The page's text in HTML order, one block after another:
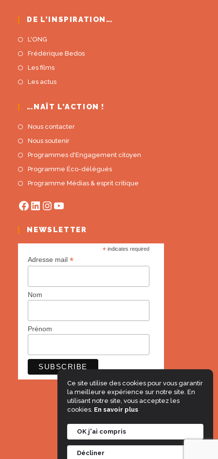
Ce site utilise des cookies pour vous garantir
la meilleure expérience sur notre site. En
utilisant notre site, vous acceptez les
cookies. En savoir plus
OK j'ai compris
Décliner
DE L’INSPIRATION…
L'ONG
Frédérique Bedos
Les films
Les actus
…NAÎT L’ACTION !
Nous contacter
Nous soutenir
Programmes d'Engagement citoyen
Programme Éco-délégués
Programme Médias & esprit critique
NEWSLETTER
* indicates required
Adresse mail*
Nom
Prénom
Mentions légales